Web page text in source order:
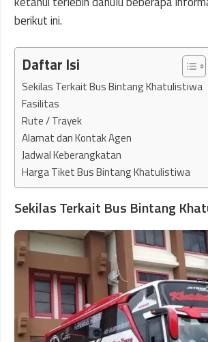
berikut ini.
Daftar Isi
Sekilas Terkait Bus Bintang Khatulistiwa
Fasilitas
Rute / Trayek
Alamat dan Kontak Agen
Jadwal Keberangkatan
Harga Tiket Bus Bintang Khatulistiwa
Sekilas Terkait Bus Bintang